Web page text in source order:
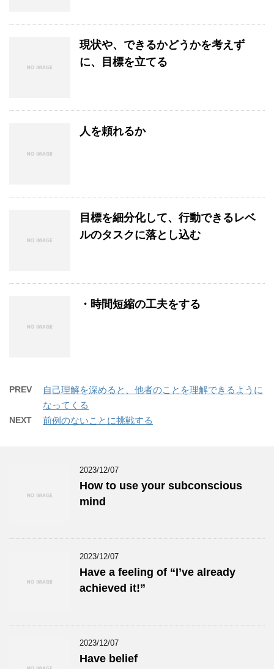
現状や、できるかどうかを考えず
に、目標を立てる
人を頼れるか
目標を細分化して、行動できるレベ
ルのタスクに落とし込む
・時間短縮の工夫をする
PREV
自己理解を深めると、他者のことを理解できるように
なってくる
NEXT 前例のないことに挑戦する
2023/12/07
How to use your subconscious
mind
2023/12/07
Have a feeling of “I’ve already
achieved it!”
2023/12/07
Have belief